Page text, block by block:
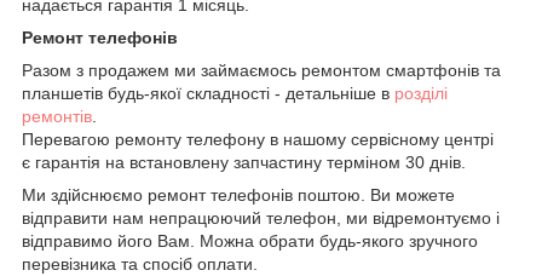
надається гарантія 1 місяць.
Ремонт телефонів
Разом з продажем ми займаємось ремонтом смартфонів та
планшетів будь-якої складності - детальніше в розділі
ремонтів
Перевагою ремонту телефону в нашому сервісному центрі
є гарантія на встановлену запчастину терміном 30 днів.
Ми здійснюємо ремонт телефонів поштою. Ви можете
відправити нам непрацюючий телефон, ми відремонтуємо і
відправимо його Вам. Можна обрати будь-якого зручного
перевізника та спосіб оплати.